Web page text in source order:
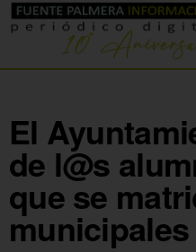
El
de l@s
que se
municipales